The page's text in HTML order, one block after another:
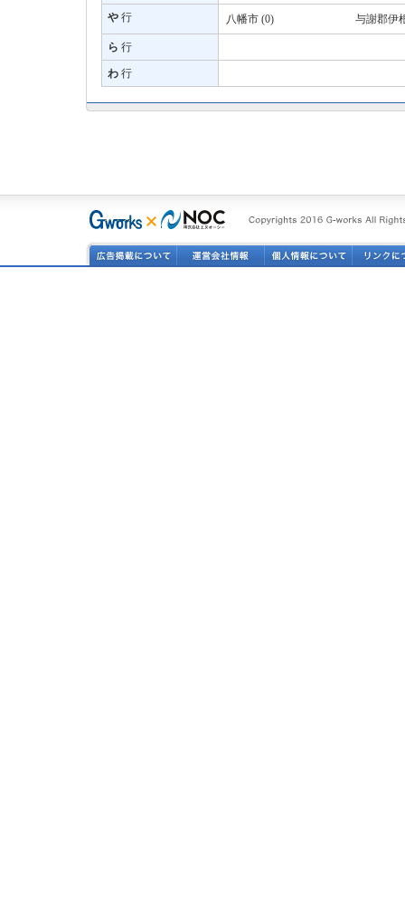
や行 八幡市 (0) 与謝郡伊
ら 行
わ行